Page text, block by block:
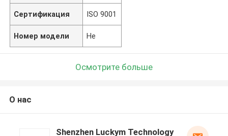
Сертификация ISO 9001
Номер модели Не
Осмотрите больше
О нас
Shenzhen Luckym Technology